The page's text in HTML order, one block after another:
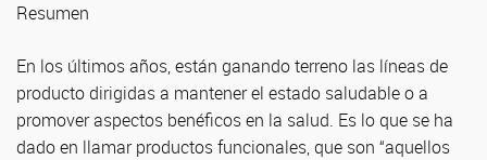
Resumen
En los últimos años, están ganando terreno las líneas de
producto dirigidas a mantener el estado saludable o a
promover aspectos benéficos en la salud. Es lo que se ha
dado en llamar productos funcionales, que son “aquellos